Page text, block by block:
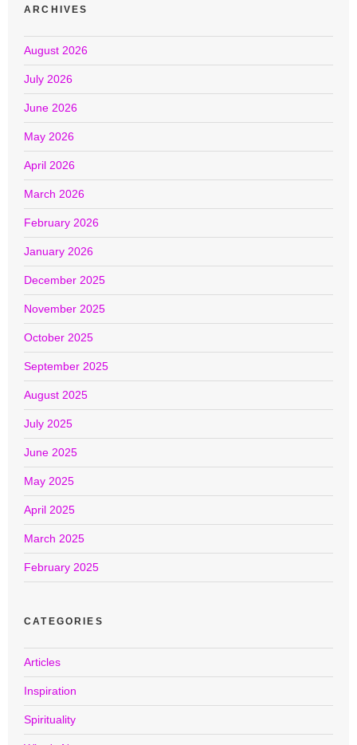
ARCHIVES
August 2026
July 2026
June 2026
May 2026
April 2026
March 2026
February 2026
January 2026
December 2025
November 2025
October 2025
September 2025
August 2025
July 2025
June 2025
May 2025
April 2025
March 2025
February 2025
CATEGORIES
Articles
Inspiration
Spirituality